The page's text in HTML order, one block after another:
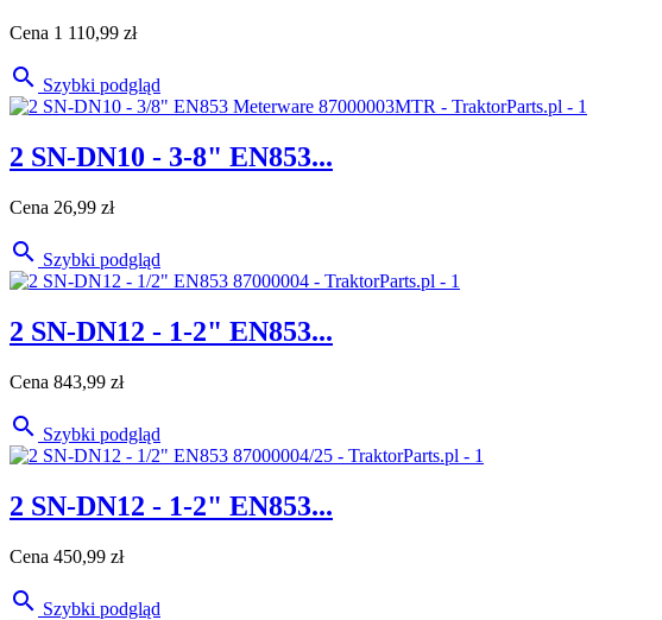
Cena 1 110,99 zł
 Szybki podgląd
2 SN-DN10 - 3-8" EN853...
Cena 26,99 zł
 Szybki podgląd
2 SN-DN12 - 1-2" EN853...
Cena 843,99 zł
 Szybki podgląd
2 SN-DN12 - 1-2" EN853...
Cena 450,99 zł
 Szybki podgląd